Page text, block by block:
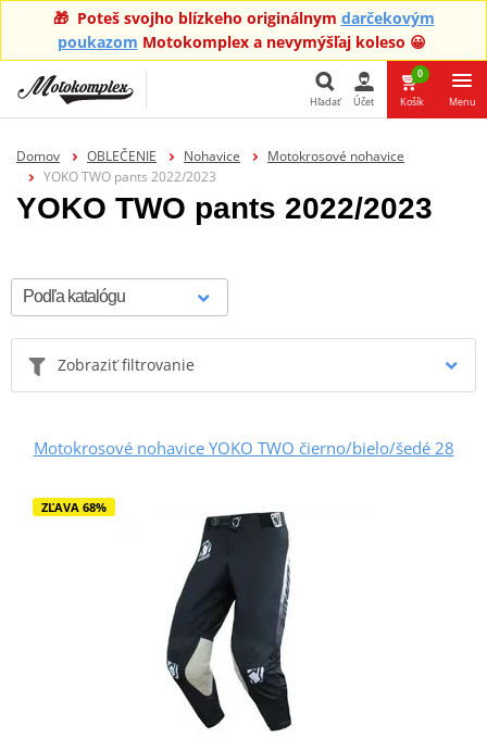
🎁 Poteš svojho blízkeho originálnym darčekovým
poukazom Motokomplex a nevymýšľaj koleso 😀
Hľadať Účet
0
Košík Menu
Domov OBLEČENIE Nohavice
Motokrosové nohavice
YOKO TWO pants 2022/2023
YOKO TWO pants 2022/2023
Zobraziť filtrovanie
Motokrosové nohavice YOKO TWO čierno/bielo/šedé 28
ZĽAVA 68%